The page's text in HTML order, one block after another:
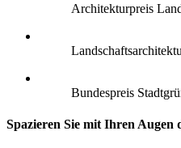
Architekturpreis
Bundespreis
Spazieren Sie mit Ihren